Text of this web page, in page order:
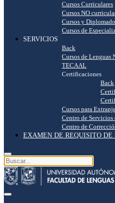
Cursos Curriculares
Cursos NO
Cursos y
Cursos de
SERVICIOS
Back
Cursos de Lenguas
TECAAL
Certificaciones
Back
Cursos para
Centro de Servicios
Centro de
EXAMEN DE REQUISITO DE